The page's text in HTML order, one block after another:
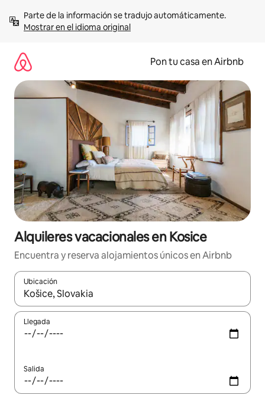
contenidoMostrar en el idioma original
Pon tu casa en Airbnb
Alquileres vacacionales en Kosice
Encuentra y reserva alojamientos únicos en Airbnb
Ubicación
Cuando los resultados estén disponibles, navega con las
Llegada
Salida